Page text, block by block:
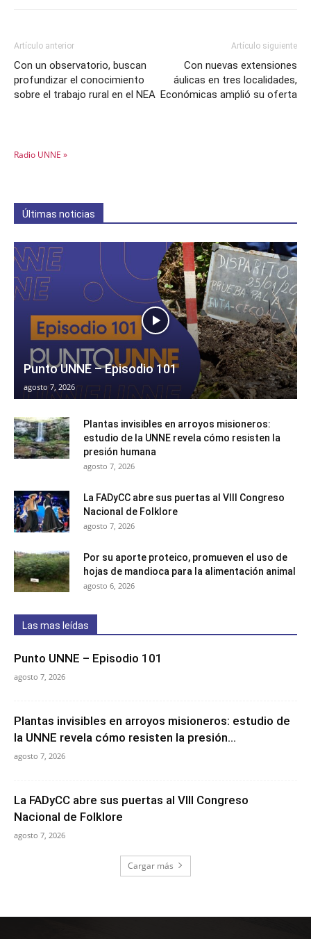
Artículo anterior
Con un observatorio, buscan
profundizar el conocimiento
sobre el trabajo rural en el NEA
Artículo siguiente
Con nuevas extensiones
áulicas en tres localidades,
Económicas amplió su oferta
Radio UNNE »
Últimas noticias
Punto UNNE – Episodio 101
agosto 7, 2026
Plantas invisibles en arroyos misioneros:
estudio de la UNNE revela cómo resisten la
presión humana
agosto 7, 2026
La FADyCC abre sus puertas al VIII Congreso
Nacional de Folklore
agosto 7, 2026
Por su aporte proteico, promueven el uso de
hojas de mandioca para la alimentación animal
agosto 6, 2026
Las mas leídas
Punto UNNE – Episodio 101
agosto 7, 2026
Plantas invisibles en arroyos misioneros: estudio de
la UNNE revela cómo resisten la presión...
agosto 7, 2026
La FADyCC abre sus puertas al VIII Congreso
Nacional de Folklore
agosto 7, 2026
Cargar más